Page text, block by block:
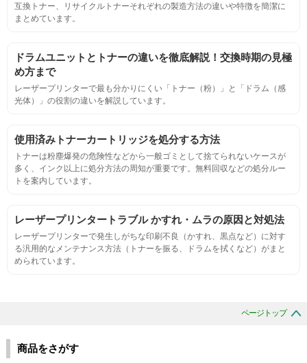
連続印刷時の安定した印刷枚数測定
定着度
摩擦試験機で濃度値を測定
適合性
生涯印刷
互換トナー、リサイクルトナーそれぞれの製造方法の違いや特徴を簡潔に
まとめています。
ドラムユニットとトナーの違いを徹底解説！交換時期の見極
め方まで
レーザープリンターで最も分かりにくい「トナー（粉）」と「ドラム（感
光体）」の役割の違いを解説しています。
使用済みトナーカートリッジを処分する方法
トナーは粉塵爆発の危険性などから一般ゴミとして捨てられないケースが
多く、インク以上に処分方法の周知が重要です。無料回収などの処分ルー
トを案内しています。
レーザープリンタートラブル かすれ・ムラの原因と対処法
レーザープリンターで発生しがちな印刷不良（かすれ、黒点など）に対す
る汎用的なメンテナンス方法（トナーを振る、ドラムを拭くなど）がまと
められています。
ページトップ
商品をさがす